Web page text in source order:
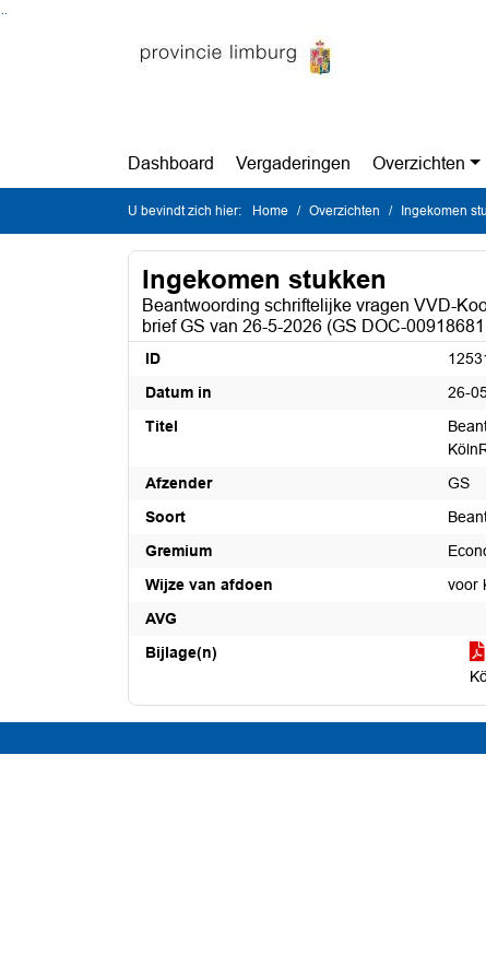
Dashboard Vergaderingen Overzichten
U bevindt zich hier: Home Overzichten Ingekomen
Ingekomen stukken
Beantwoording schriftelijke vragen VVD-
brief GS van 26-5-2026 (GS DOC-
ID
Datum in
26-
Titel
Afzender
GS
Soort
Gremium
Wijze van afdoen
voor
AVG
Bijlage(n)